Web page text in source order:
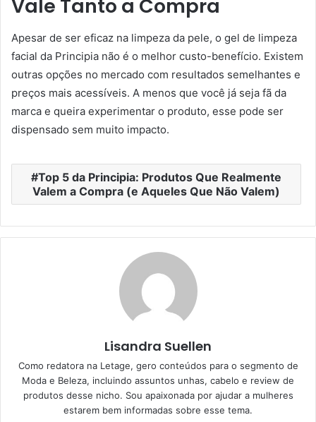
Vale Tanto a Compra
Apesar de ser eficaz na limpeza da pele, o gel de limpeza
facial da Principia não é o melhor custo-benefício. Existem
outras opções no mercado com resultados semelhantes e
preços mais acessíveis. A menos que você já seja fã da
marca e queira experimentar o produto, esse pode ser
dispensado sem muito impacto.
Top 5 da Principia: Produtos Que Realmente
Valem a Compra (e Aqueles Que Não Valem)
Lisandra Suellen
Como redatora na Letage, gero conteúdos para o segmento de
Moda e Beleza, incluindo assuntos unhas, cabelo e review de
produtos desse nicho. Sou apaixonada por ajudar a mulheres
estarem bem informadas sobre esse tema.